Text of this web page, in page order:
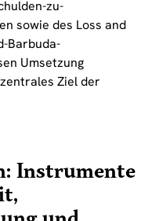
zu-
sowie des Loss and
Barbuda-
Umsetzung
Ziel der
Instrumente